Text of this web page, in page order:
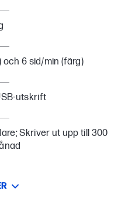
och 6 sid/min (färg)
utskrift
Skriver ut upp till 300